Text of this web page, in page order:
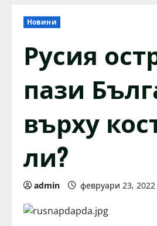
Новини
Русия
пази
върху
ли?
admin февруари 23, 2022